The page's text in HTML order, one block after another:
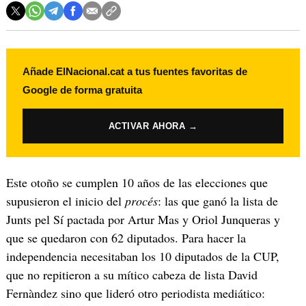
Añade ElNacional.cat a tus fuentes favoritas de
Google de forma gratuita
ACTIVAR AHORA →
Este otoño se cumplen 10 años de las elecciones que
supusieron el inicio del procés: las que ganó la lista de
Junts pel Sí pactada por Artur Mas y Oriol Junqueras y
que se quedaron con 62 diputados. Para hacer la
independencia necesitaban los 10 diputados de la CUP,
que no repitieron a su mítico cabeza de lista David
Fernàndez sino que lideró otro periodista mediático: